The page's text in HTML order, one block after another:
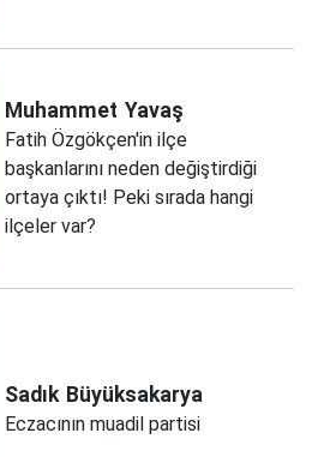
Muhammet Yavaş
Fatih Özgökçen'in ilçe
başkanlarını neden değiştirdiği
ortaya çıktı! Peki sırada hangi
ilçeler var?
Sadık Büyüksakarya
Eczacının muadil partisi